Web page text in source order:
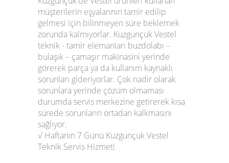
müşterilerin eşyalarının tamir edilip
gelmesi için bilinmeyen süre beklemek
zorunda kalmıyorlar. Kuzgunçuk Vestel
teknik - tamir elemanları buzdolabı –
bulaşık – çamaşır makinasini yerinde
görerek parça ya da kullanım kaynaklı
sorunları gideriyorlar. Çok nadir olarak
sorunlara yerinde çözüm olmaması
durumda servis merkezine getirerek kısa
sürede sorunların ortadan kalkmasını
sağlıyor.
√ Haftanın 7 Günü Kuzgunçuk Vestel
Teknik Servis Hizmeti